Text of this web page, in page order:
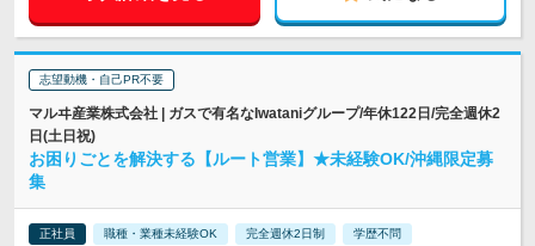
志望動機・自己PR不要
マルヰ産業株式会社 | ガスで有名なIwataniグループ/年休122日/完全週休2
日(土日祝)
お困りごとを解決する【ルート営業】★未経験OK/沖縄限定募
集
正社員 職種・業種未経験OK 完全週休2日制 学歴不問